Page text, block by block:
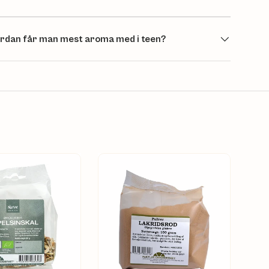
får man mest aroma med i teen?